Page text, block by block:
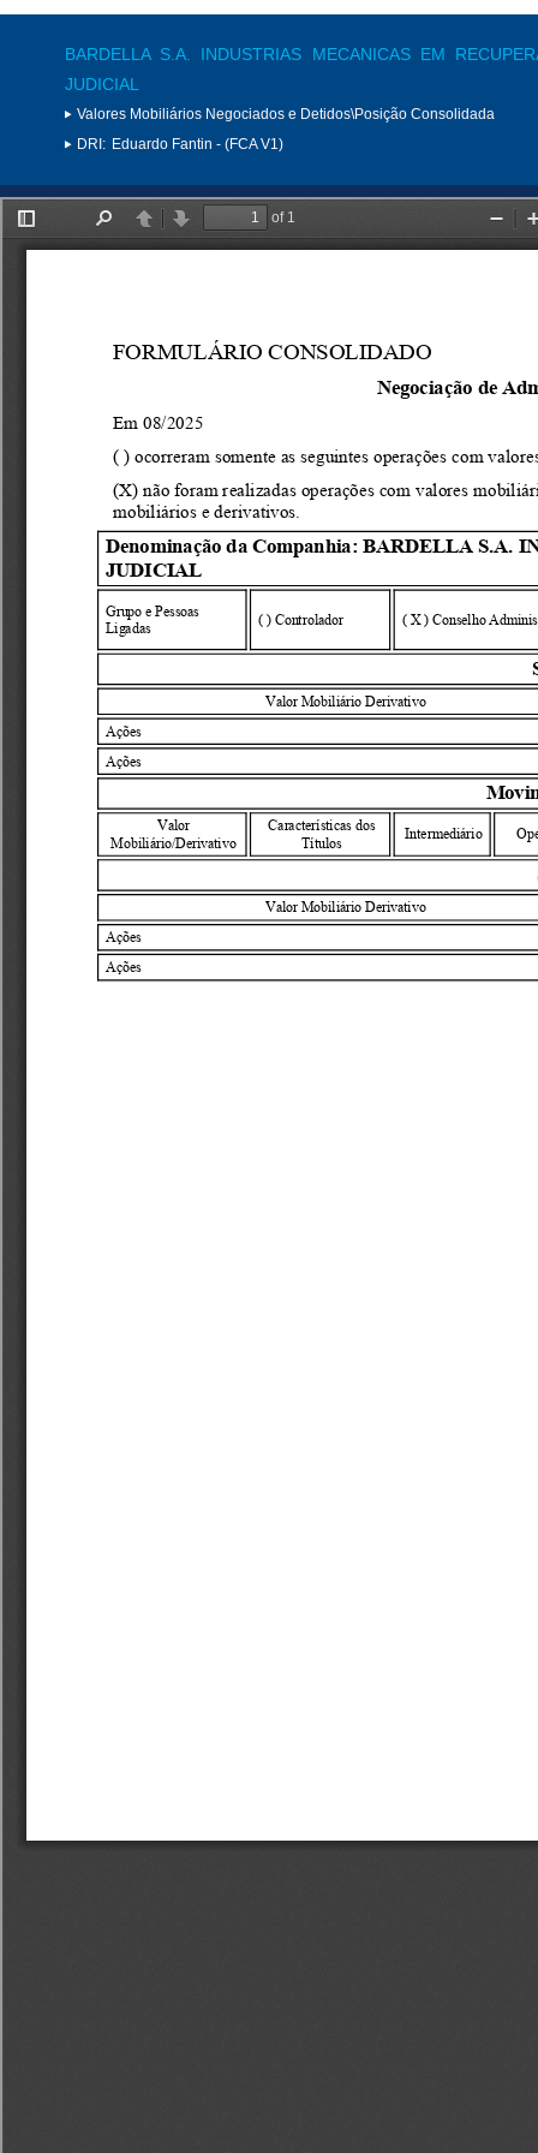
BARDELLA S.A. INDUSTRIAS MECANICAS EM
JUDICIAL
Valores Mobiliários Negociados e Detidos\Posição Consolidada
DRI: Eduardo Fantin - (FCA V1)